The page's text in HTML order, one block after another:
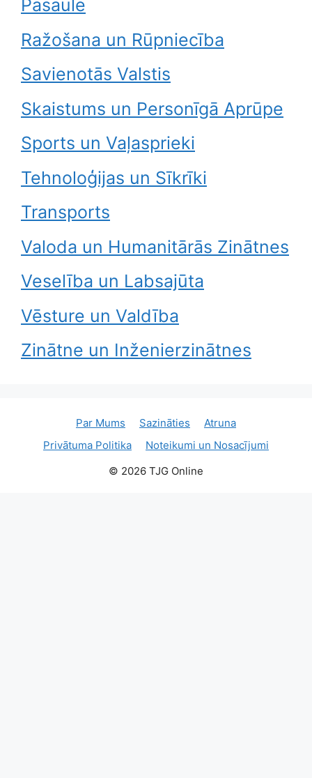
Pasaule
Ražošana un Rūpniecība
Savienotās Valstis
Skaistums un Personīgā Aprūpe
Sports un Vaļasprieki
Tehnoloģijas un Sīkrīki
Transports
Valoda un Humanitārās Zinātnes
Veselība un Labsajūta
Vēsture un Valdība
Zinātne un Inženierzinātnes
Par Mums Sazināties
Atruna
Privātuma Politika
Noteikumi un Nosacījumi
© 2026 TJG Online